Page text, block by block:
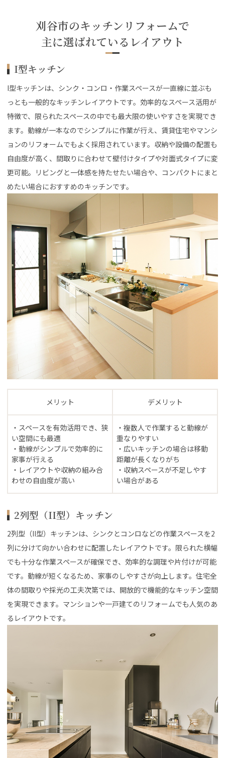
刈谷市のキッチンリフォームで
主に選ばれているレイアウト
I型キッチン
I型キッチンは、シンク・コンロ・作業スペースが一直線に並ぶも
っとも一般的なキッチンレイアウトです。効率的なスペース活用が
特徴で、限られたスペースの中でも最大限の使いやすさを実現でき
ます。動線が一本なのでシンプルに作業が行え、賃貸住宅やマンシ
ョンのリフォームでもよく採用されています。収納や設備の配置も
自由度が高く、間取りに合わせて壁付けタイプや対面式タイプに変
更可能。リビングと一体感を持たせたい場合や、コンパクトにまと
めたい場合におすすめのキッチンです。
メリット デメリット
・スペースを有効活用でき、狭
い空間にも最適
・動線がシンプルで効率的に
家事が行える
・レイアウトや収納の組み合
わせの自由度が高い
・複数人で作業すると動線が
重なりやすい
・広いキッチンの場合は移動
距離が長くなりがち
・収納スペースが不足しやす
い場合がある
2列型（II型）キッチン
2列型（II型）キッチンは、シンクとコンロなどの作業スペースを2
列に分けて向かい合わせに配置したレイアウトです。限られた横幅
でも十分な作業スペースが確保でき、効率的な調理や片付けが可能
です。動線が短くなるため、家事のしやすさが向上します。住宅全
体の間取りや採光の工夫次第では、開放的で機能的なキッチン空間
を実現できます。マンションや一戸建てのリフォームでも人気のあ
るレイアウトです。